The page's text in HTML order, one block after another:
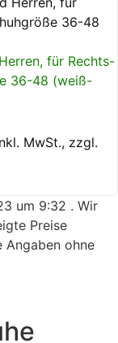
für Rechts-
36-48 (weiß-
MwSt., zzgl.
um 9:32 . Wir
Preise
Angaben ohne